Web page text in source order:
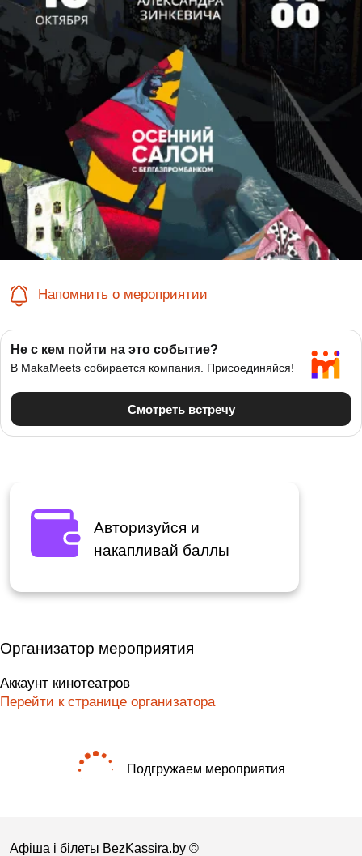
Напомнить о мероприятии
Авторизуйся и
накапливай баллы
Организатор мероприятия
Аккаунт кинотеатров
Перейти к странице организатора
Подгружаем мероприятия
Афіша і білеты BezKassira.by ©